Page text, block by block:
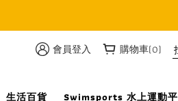
會員登入 購物車(0)
生活百貨 Swimsports 水上運動